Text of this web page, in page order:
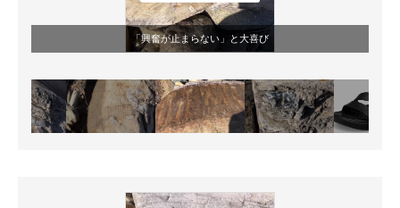
「興奮が止まらない」と大喜び